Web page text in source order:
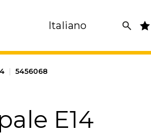
Italiano
| 5456068
E14